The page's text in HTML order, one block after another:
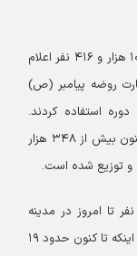
وی در ادامه تعداد زائران فعلی حاضر در مدینه را ۱۰ هزار و ۴۱۶ نفر اعلام
به زیارت روضه پیامبر (ص)
دوره استفاده کردند.
همچنین برای زائرانی که به مدینه مشرف شدند تاکنون بیش از ۳۴۸ هزار
و توزیع شده است‌.
مدینه افزود: حدود ۱۳ هزار و ۵۱۵ نفر تا امروز در مدینه
اصغری با اشاره به اینکه تا کنون حدود ۱۹